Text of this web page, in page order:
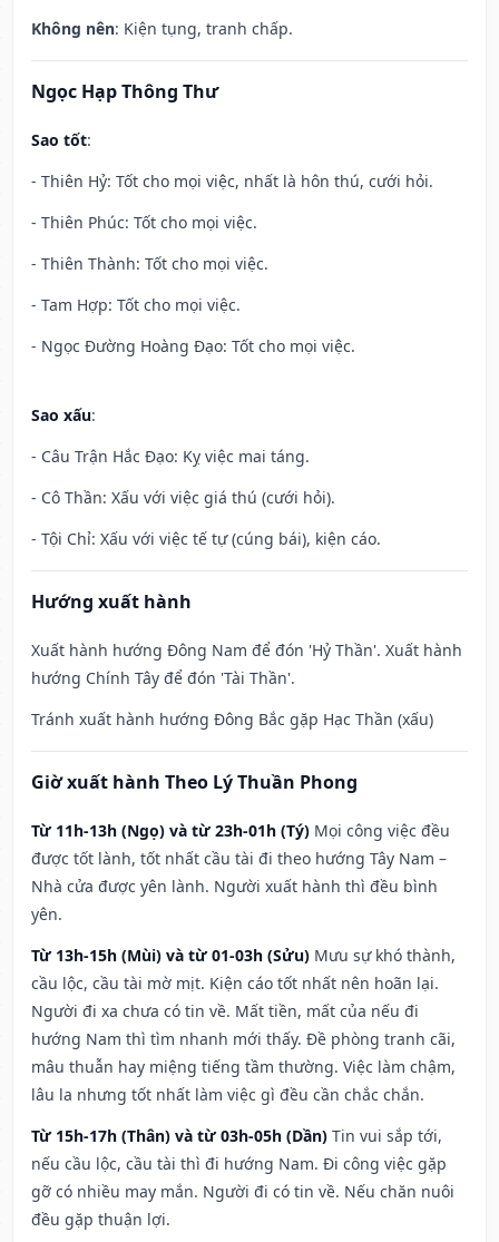
Không nên: Kiện tụng, tranh chấp.
Ngọc Hạp Thông Thư
Sao tốt:
- Thiên Hỷ: Tốt cho mọi việc, nhất là hôn thú, cưới hỏi.
- Thiên Phúc: Tốt cho mọi việc.
- Thiên Thành: Tốt cho mọi việc.
- Tam Hợp: Tốt cho mọi việc.
- Ngọc Đường Hoàng Đạo: Tốt cho mọi việc.
Sao xấu:
- Câu Trận Hắc Đạo: Kỵ việc mai táng.
- Cô Thần: Xấu với việc giá thú (cưới hỏi).
- Tội Chỉ: Xấu với việc tế tự (cúng bái), kiện cáo.
Hướng xuất hành
Xuất hành hướng Đông Nam để đón 'Hỷ Thần'. Xuất hành
hướng Chính Tây để đón 'Tài Thần'.
Tránh xuất hành hướng Đông Bắc gặp Hạc Thần (xấu)
Giờ xuất hành Theo Lý Thuần Phong
Từ 11h-13h (Ngọ) và từ 23h-01h (Tý) Mọi công việc đều
được tốt lành, tốt nhất cầu tài đi theo hướng Tây Nam –
Nhà cửa được yên lành. Người xuất hành thì đều bình
yên.
Từ 13h-15h (Mùi) và từ 01-03h (Sửu) Mưu sự khó thành,
cầu lộc, cầu tài mờ mịt. Kiện cáo tốt nhất nên hoãn lại.
Người đi xa chưa có tin về. Mất tiền, mất của nếu đi
hướng Nam thì tìm nhanh mới thấy. Đề phòng tranh cãi,
mâu thuẫn hay miệng tiếng tầm thường. Việc làm chậm,
lâu la nhưng tốt nhất làm việc gì đều cần chắc chắn.
Từ 15h-17h (Thân) và từ 03h-05h (Dần) Tin vui sắp tới,
nếu cầu lộc, cầu tài thì đi hướng Nam. Đi công việc gặp
gỡ có nhiều may mắn. Người đi có tin về. Nếu chăn nuôi
đều gặp thuận lợi.